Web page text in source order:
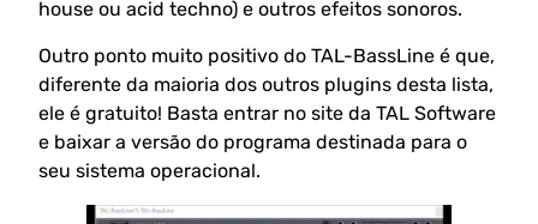
house ou acid techno) e outros efeitos sonoros.
Outro ponto muito positivo do TAL-BassLine é que,
diferente da maioria dos outros plugins desta lista,
ele é gratuito! Basta entrar no site da TAL Software
e baixar a versão do programa destinada para o
seu sistema operacional.